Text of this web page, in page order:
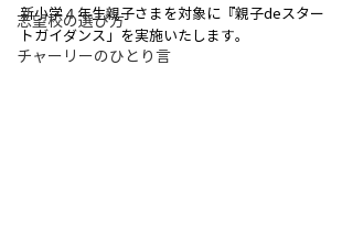
志望校の選び方
チャーリーのひとり言
新小学４年生親子さまを対象に『親子deスター
トガイダンス」を実施いたします。